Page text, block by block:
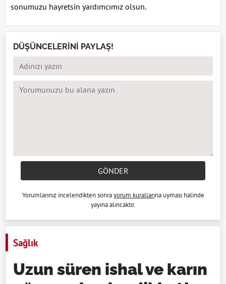
sonumuzu hayretsin yardımcımız olsun.
DÜŞÜNCELERİNİ PAYLAŞ!
GÖNDER
Yorumlarınız incelendikten sonrayorum kurallarına uyması halinde
yayına alıncaktır.
Sağlık
Uzun süren ishal ve karın